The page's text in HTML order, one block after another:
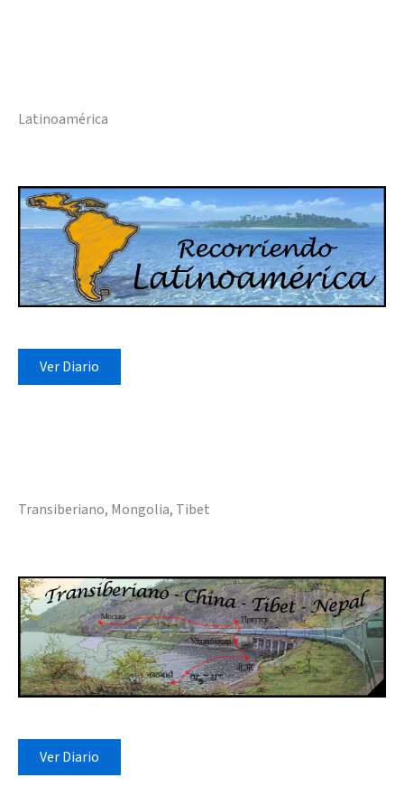
Latinoamérica
Ver Diario
Transiberiano, Mongolia, Tibet
Ver Diario